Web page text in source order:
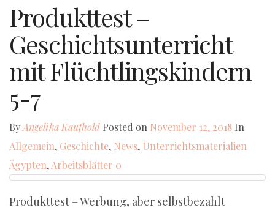
Produkttest –
Geschichtsunterricht
mit Flüchtlingskindern
5-7
ByAngelika Kaufhold Posted on November 12, 2018 In
Allgemein, Geschichte, News, Unterrichtsmaterialien
Ägypten,Arbeitsblätter 0
Produkttest – Werbung, aber selbstbezahlt